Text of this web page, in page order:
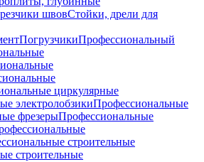
швовСтойки, дрели для
ПогрузчикиПрофессиональный
циркулярные
электролобзикиПрофессиональные
фрезерыПрофессиональные
строительные
строительные